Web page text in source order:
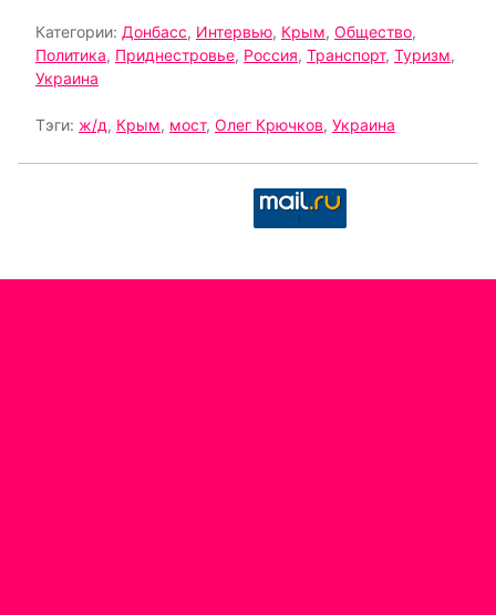
Категории: Донбасс, Интервью, Крым, Общество,
Политика, Приднестровье, Россия, Транспорт, Туризм,
Украина
Тэги: ж/д, Крым, мост, Олег Крючков, Украина